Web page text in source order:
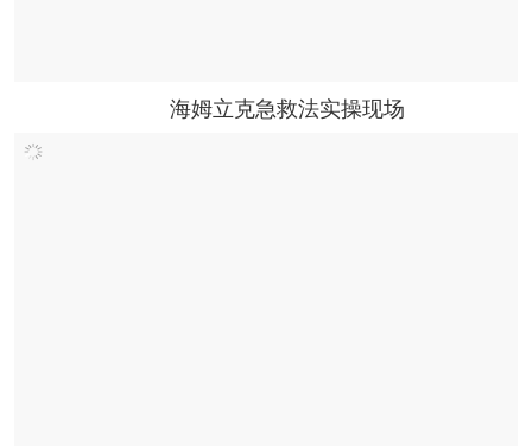
海姆立克急救法实操现场